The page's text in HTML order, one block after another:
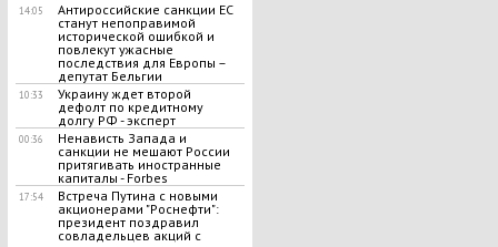
14:05
Антироссийские санкции ЕС
станут непоправимой
исторической ошибкой и
повлекут ужасные
последствия для Европы –
депутат Бельгии
10:33
Украину ждет второй
дефолт по кредитному
долгу РФ - эксперт
00:36
Ненависть Запада и
санкции не мешают России
притягивать иностранные
капиталы - Forbes
17:54
Встреча Путина с новыми
акционерами "Роснефти":
президент поздравил
совладельцев акций с